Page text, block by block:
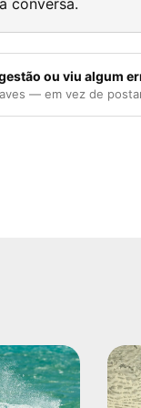
ou viu algum
— em vez de